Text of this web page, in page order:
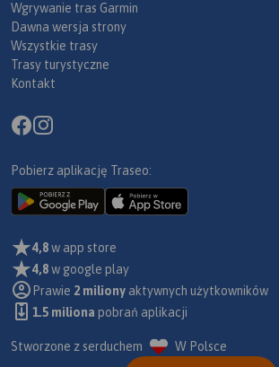
Wgrywanie tras Garmin
Dawna wersja strony
Wszystkie trasy
Trasy turystyczne
Kontakt
Pobierz aplikację Traseo:
4,8w app store
4,8w google play
Prawie 2 miliony aktywnych użytkowników
1.5 miliona pobrań aplikacji
Stworzone z serduchem W Polsce